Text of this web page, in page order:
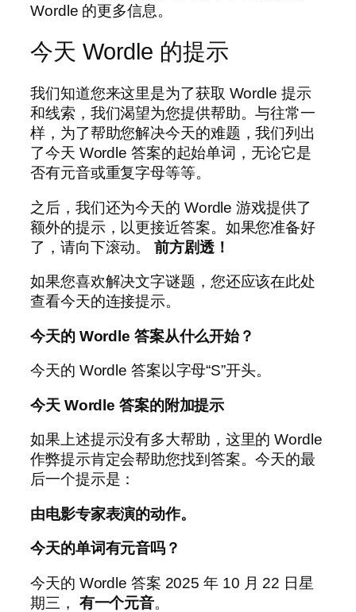
Wordle 的更多信息。
今天 Wordle 的提示
我们知道您来这里是为了获取 Wordle 提示
和线索，我们渴望为您提供帮助。与往常一
样，为了帮助您解决今天的难题，我们列出
了今天 Wordle 答案的起始单词，无论它是
否有元音或重复字母等等。
之后，我们还为今天的 Wordle 游戏提供了
额外的提示，以更接近答案。如果您准备好
了，请向下滚动。前方剧透！
如果您喜欢解决文字谜题，您还应该在此处
查看今天的连接提示。
今天的 Wordle 答案从什么开始？
今天的 Wordle 答案以字母“S”开头。
今天 Wordle 答案的附加提示
如果上述提示没有多大帮助，这里的 Wordle
作弊提示肯定会帮助您找到答案。今天的最
后一个提示是：
由电影专家表演的动作。
今天的单词有元音吗？
今天的 Wordle 答案 2025 年 10 月 22 日星
期三， 有一个元音。